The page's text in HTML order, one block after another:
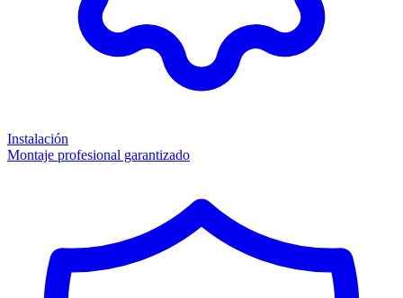
Instalación
Montaje profesional garantizado